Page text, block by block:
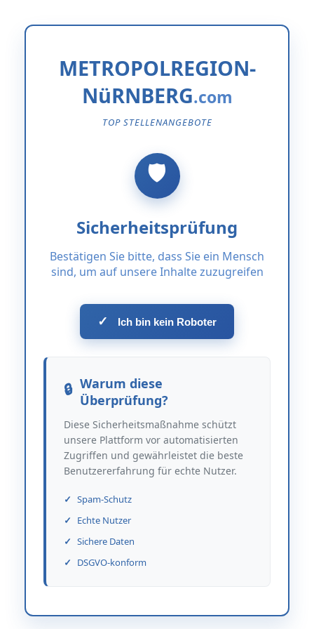
METROPOLREGION-
NüRNBERG
TOP STELLENANGEBOTE
Sicherheitsprüfung
Bestätigen Sie bitte, dass Sie ein Mensch
sind, um auf unsere Inhalte zuzugreifen
✓ Ich bin kein Roboter
Warum diese
Überprüfung?
Diese Sicherheitsmaßnahme schützt
unsere Plattform vor automatisierten
Zugriffen und gewährleistet die beste
Benutzererfahrung für echte Nutzer.
Spam-Schutz
Echte Nutzer
Sichere Daten
DSGVO-konform